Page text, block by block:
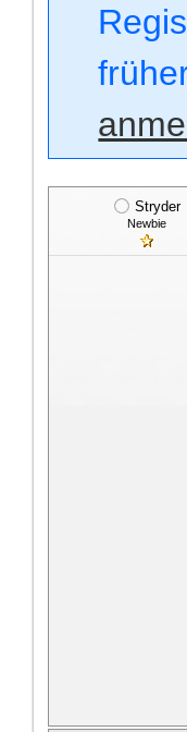
Stryder
Newbie